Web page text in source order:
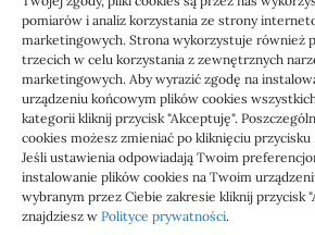
pomiarów i analiz korzystania ze strony
marketingowych. Strona wykorzystuje również
trzecich w celu korzystania z zewnętrznych
marketingowych. Aby wyrazić zgodę na
urządzeniu końcowym plików cookies
kategorii kliknij przycisk "Akceptuję".
cookies możesz zmieniać po kliknięciu przycisku
Jeśli ustawienia odpowiadają Twoim
instalowanie plików cookies na Twoim
wybranym przez Ciebie zakresie kliknij przycisk
znajdziesz w Polityce prywatności.
Usługi
Jak sprawdzić
zaległości przez
Definicja: Weryfikacja, czy nowe
przejmie zaległości w